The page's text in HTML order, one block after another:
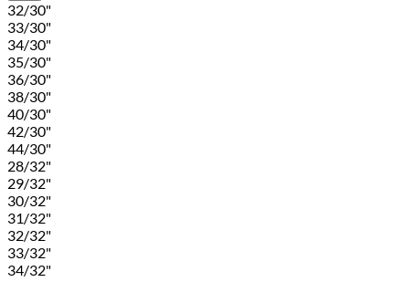
32/30"
33/30"
34/30"
35/30"
36/30"
38/30"
40/30"
42/30"
44/30"
28/32"
29/32"
30/32"
31/32"
32/32"
33/32"
34/32"